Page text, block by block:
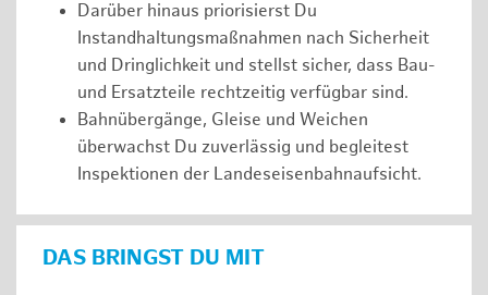
Darüber hinaus priorisierst Du
Instandhaltungsmaßnahmen nach Sicherheit
und Dringlichkeit und stellst sicher, dass Bau-
und Ersatzteile rechtzeitig verfügbar sind.
Bahnübergänge, Gleise und Weichen
überwachst Du zuverlässig und begleitest
Inspektionen der Landeseisenbahnaufsicht.
DAS BRINGST DU MIT